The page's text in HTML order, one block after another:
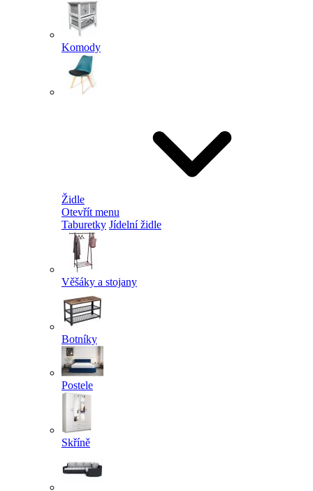
Komody
Židle
Otevřít menu
Taburetky Jídelní židle
Věšáky a stojany
Botníky
Postele
Skříně